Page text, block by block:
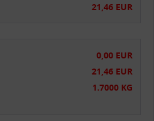
21,46 EUR
0,00 EUR
21,46 EUR
1.7000 KG